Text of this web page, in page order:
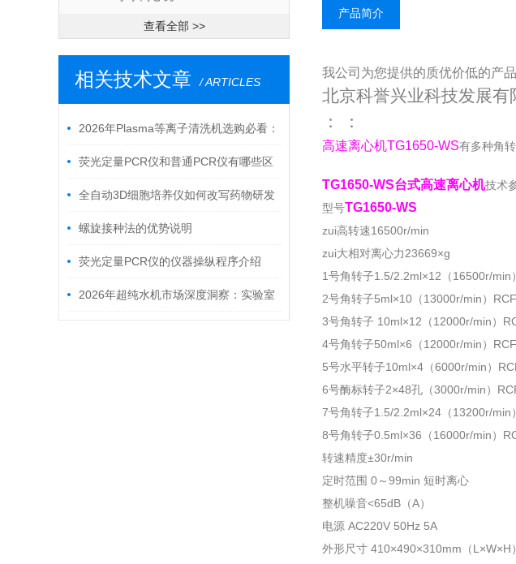
查看全部 >>
相关技术文章 / ARTICLES
2026年Plasma等离子清洗机选购必看：
科誉兴业，实力厂家的选购指南
荧光定量PCR仪和普通PCR仪有哪些区
别？全自动3D细胞培养仪如何改写药物研发
游戏规则？
螺旋接种法的优势说明
荧光定量PCR仪的仪器操纵程序介绍
2026年超纯水机市场深度洞察：实验室
产品简介
我公司为您提供的质优价低的产
北京科誉兴业科技发展有
：
：
高速离心机TG1650-WS有多种角
TG1650-WS台式高速离心机技术
型号TG1650-WS
zui高转速16500r/min
zui大相对离心力23669×g
1号角转子1.5/2.2ml×12（16500r/min
2号角转子5ml×10（13000r/min）
3号角转子 10ml×12（12000r/min）
4号角转子50ml×6（12000r/min）
5号水平转子10ml×4（6000r/min）
6号酶标转子2×48孔（3000r/min）
7号角转子1.5/2.2ml×24（13200r/min
8号角转子0.5ml×36（16000r/min）
转速精度±30r/min
定时范围 0～99min 短时离心
整机噪音<65dB（A）
电源 AC220V 50Hz 5A
外形尺寸 410×490×310mm（L×W×H）